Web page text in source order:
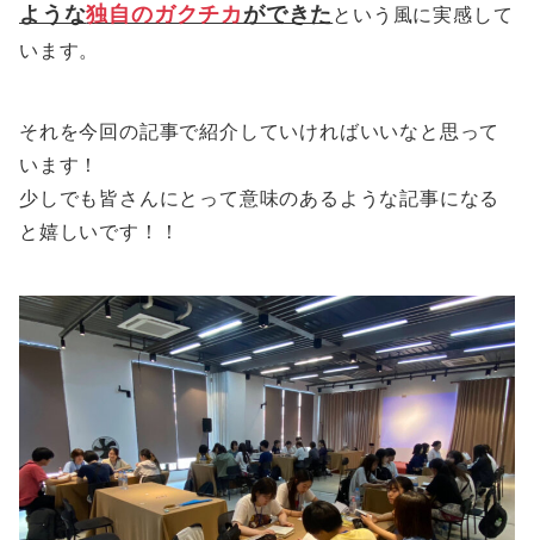
ような独自のガクチカができた という風に実感して
います。
それを今回の記事で紹介していければいいなと思って
います！
少しでも皆さんにとって意味のあるような記事になる
と嬉しいです！！